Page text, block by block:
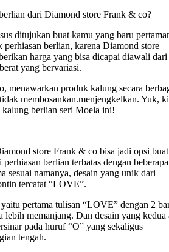
dari Diamond store Frank & co?
ditujukan buat kamu yang baru
berlian, karena Diamond store
harga yang bisa dicapai diawali
yang bervariasi.
menawarkan produk kalung secara
membosankan.menjengkelkan. Yuk,
kalung berlian seri Moela ini!
store Frank & co bisa jadi opsi buat
berlian terbatas dengan beberapa
sesuai namanya, desain yang unik dari
tercatat “LOVE”.
pertama tulisan “LOVE” dengan 2
lebih memanjang. Dan desain yang kedua
pada huruf “O” yang sekaligus
tengah.